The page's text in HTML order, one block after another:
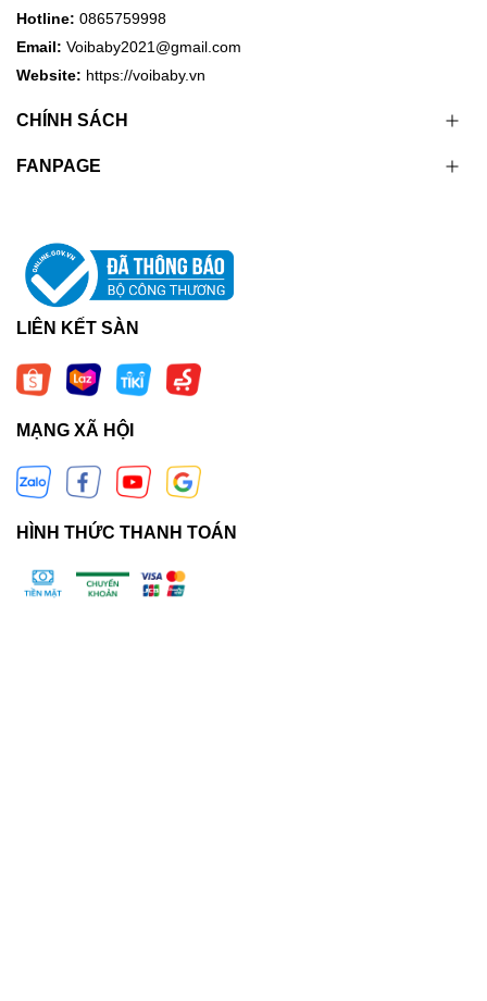
Hotline: 0865759998
Email: Voibaby2021@gmail.com
Website: https://voibaby.vn
CHÍNH SÁCH
FANPAGE
LIÊN KẾT SÀN
MẠNG XÃ HỘI
HÌNH THỨC THANH TOÁN